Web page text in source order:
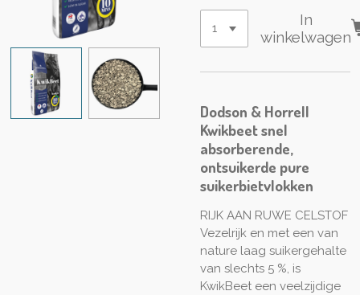
In
winkelwagen
Dodson & Horrell
Kwikbeet snel
absorberende,
ontsuikerde pure
suikerbietvlokken
RIJK AAN RUWE CELSTOF
Vezelrijk en met een van
nature laag suikergehalte
van slechts 5 %, is
KwikBeet een veelzijdige